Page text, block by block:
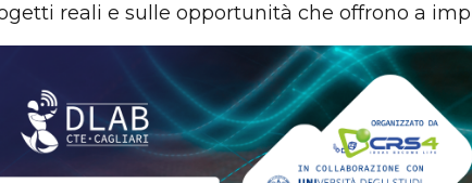
reali e sulle opportunità che offrono a